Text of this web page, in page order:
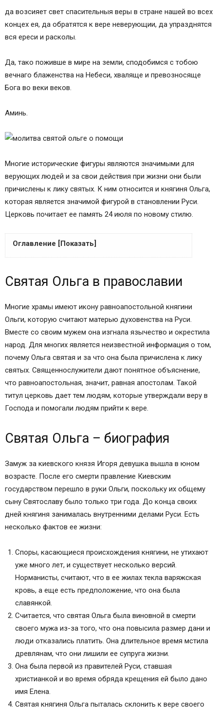
да возсияет свет спасительныя веры в стране нашей во всех
концех ея, да обратятся к вере неверующии, да упразднятся
вся ереси и расколы.
Да, тако поживше в мире на земли, сподобимся с тобою
вечнаго блаженства на Небеси, хваляще и превозносяще
Бога во веки веков.
Аминь.
Многие исторические фигуры являются значимыми для
верующих людей и за свои действия при жизни они были
причислены к лику святых. К ним относится и княгиня Ольга,
которая является значимой фигурой в становлении Руси.
Церковь почитает ее память 24 июля по новому стилю.
Оглавление [Показать]
Вторая молитва
Святая Ольга в православии
Святая Ольга – биография
В чем помогает икона святой Ольги?
Молитва святой Ольге
Молитва святой Ольге о помощи
Молитва святой Ольге о замужестве
Молитва княгине Ольге равноапостольной о
помощи
Молитва княгине Ольге для счастья в семье
Сохранить молитвы в социальных сетях:
Молитвы святым
Святая Ольга в православии
Многие храмы имеют икону равноапостольной княгини
Ольги, которую считают матерью духовенства на Руси.
Вместе со своим мужем она изгнала язычество и окрестила
народ. Для многих является неизвестной информация о том,
почему Ольга святая и за что она была причислена к лику
святых. Священнослужители дают понятное объяснение,
что равноапостольная, значит, равная апостолам. Такой
титул церковь дает тем людям, которые утверждали веру в
Господа и помогали людям прийти к вере.
Святая Ольга – биография
Замуж за киевского князя Игоря девушка вышла в юном
возрасте. После его смерти правление Киевским
государством перешло в руки Ольги, поскольку их общему
сыну Святославу было только три года. До конца своих
дней княгиня занималась внутренними делами Руси. Есть
несколько фактов ее жизни:
Споры, касающиеся происхождения княгини, не утихают
уже много лет, и существует несколько версий.
Норманисты, считают, что в ее жилах текла варяжская
кровь, а еще есть предположение, что она была
славянкой.
Считается, что святая Ольга была виновной в смерти
своего мужа из-за того, что она повысила размер дани и
люди отказались платить. Она длительное время мстила
древлянам, что они лишили ее супруга жизни.
Она была первой из правителей Руси, ставшая
христианкой и во время обряда крещения ей было дано
имя Елена.
Святая княгиня Ольга пыталась склонить к вере своего